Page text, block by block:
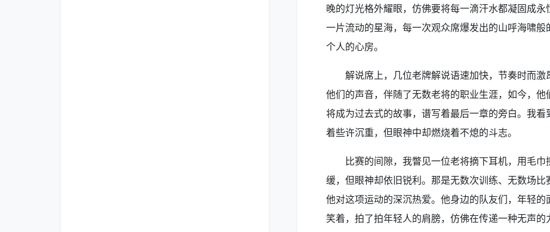
晚的灯光格外耀眼，仿佛要将每一滴汗水都凝固成
一片流动的星海，每一次观众席爆发出的山呼海啸
个人的心房。
解说席上，几位老牌解说语速加快，节奏时而激
他们的声音，伴随了无数老将的职业生涯，如今，
将成为过去式的故事，谱写着最后一章的旁白。我
着些许沉重，但眼神中却燃烧着不熄的斗志。
比赛的间隙，我瞥见一位老将摘下耳机，用毛
缓，但眼神却依旧锐利。那是无数次训练、无数场
他对这项运动的深沉热爱。他身边的队友们，年轻
笑着，拍了拍年轻人的肩膀，仿佛在传递一种无声的